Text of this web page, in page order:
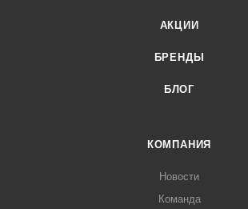
АКЦИИ
БРЕНДЫ
БЛОГ
КОМПАНИЯ
Новости
Команда